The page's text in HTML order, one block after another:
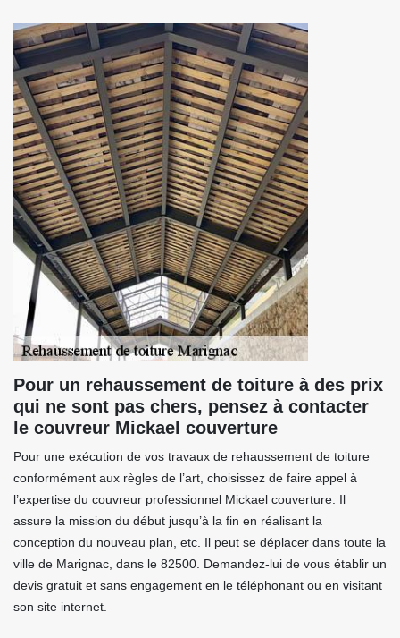
Pour un rehaussement de toiture à des prix
qui ne sont pas chers, pensez à contacter
le couvreur Mickael couverture
Pour une exécution de vos travaux de rehaussement de toiture
conformément aux règles de l’art, choisissez de faire appel à
l’expertise du couvreur professionnel Mickael couverture. Il
assure la mission du début jusqu’à la fin en réalisant la
conception du nouveau plan, etc. Il peut se déplacer dans toute la
ville de Marignac, dans le 82500. Demandez-lui de vous établir un
devis gratuit et sans engagement en le téléphonant ou en visitant
son site internet.